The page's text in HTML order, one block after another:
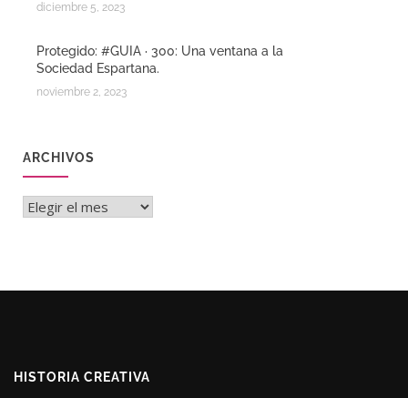
diciembre 5, 2023
Protegido: #GUIA · 300: Una ventana a la
Sociedad Espartana.
noviembre 2, 2023
ARCHIVOS
Archivos
HISTORIA CREATIVA